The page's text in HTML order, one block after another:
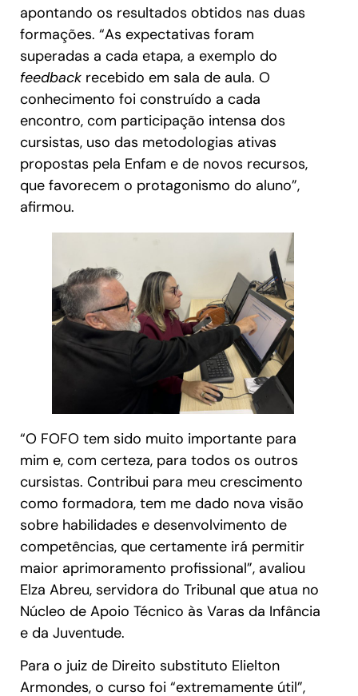
apontando os resultados obtidos nas duas
formações. “As expectativas foram
superadas a cada etapa, a exemplo do
feedback recebido em sala de aula. O
conhecimento foi construído a cada
encontro, com participação intensa dos
cursistas, uso das metodologias ativas
propostas pela Enfam e de novos recursos,
que favorecem o protagonismo do aluno”,
afirmou.
“O FOFO tem sido muito importante para
mim e, com certeza, para todos os outros
cursistas. Contribui para meu crescimento
como formadora, tem me dado nova visão
sobre habilidades e desenvolvimento de
competências, que certamente irá permitir
maior aprimoramento profissional”, avaliou
Elza Abreu, servidora do Tribunal que atua no
Núcleo de Apoio Técnico às Varas da Infância
e da Juventude.
Para o juiz de Direito substituto Elielton
Armondes, o curso foi “extremamente útil”,